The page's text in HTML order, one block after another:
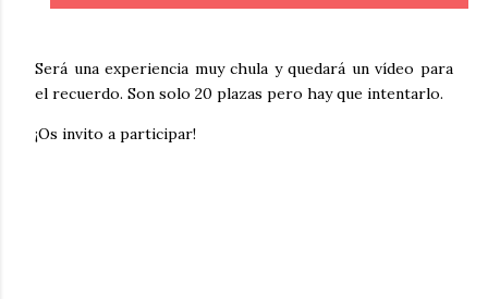
Será una experiencia muy chula y quedará un vídeo para
el recuerdo. Son solo 20 plazas pero hay que intentarlo.
¡Os invito a participar!